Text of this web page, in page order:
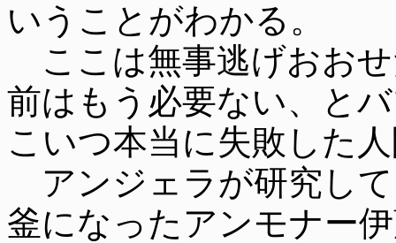
いうことがわかる。
ここは無事逃げおお
前はもう必要ない、と
こいつ本当に失敗した
アンジェラが研究し
釜になったアンモナー